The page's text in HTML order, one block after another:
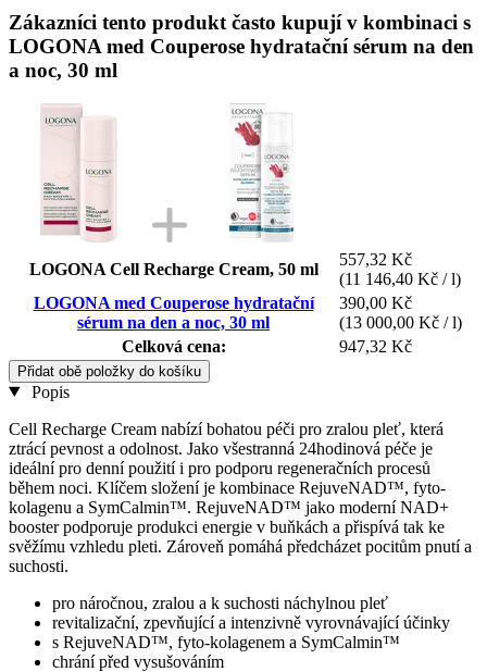
Zákazníci tento produkt často kupují v kombinaci s
LOGONA med Couperose hydratační sérum na den
a noc, 30 ml
LOGONA Cell Recharge Cream, 50 ml
557,32 Kč
(11 146,40 Kč / l)
LOGONA med Couperose hydratační
sérum na den a noc, 30 ml
390,00 Kč
(13 000,00 Kč / l)
Celková cena:
947,32 Kč
Přidat obě položky do košíku
Popis
Cell Recharge Cream nabízí bohatou péči pro zralou pleť, která
ztrácí pevnost a odolnost. Jako všestranná 24hodinová péče je
ideální pro denní použití i pro podporu regeneračních procesů
během noci. Klíčem složení je kombinace RejuveNAD™, fyto-
kolagenu a SymCalmin™. RejuveNAD™ jako moderní NAD+
booster podporuje produkci energie v buňkách a přispívá tak ke
svěžímu vzhledu pleti. Zároveň pomáhá předcházet pocitům pnutí a
suchosti.
pro náročnou, zralou a k suchosti náchylnou pleť
revitalizační, zpevňující a intenzivně vyrovnávající účinky
s RejuveNAD™, fyto-kolagenem a SymCalmin™
chrání před vysušováním